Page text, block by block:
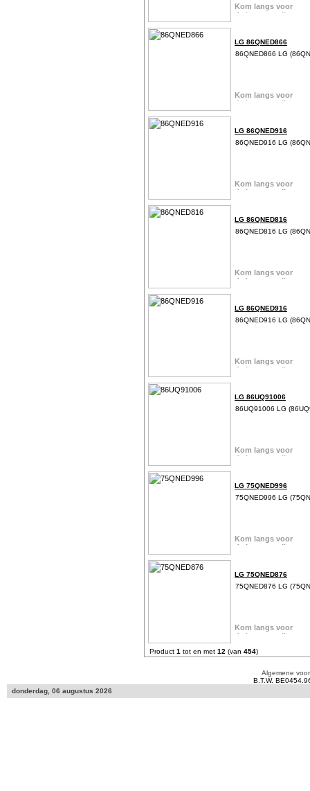
LG 86QNED866
86QNED866 LG
LG 86QNED916
86QNED916 LG
LG 86QNED816
86QNED816 LG
LG 86QNED916
86QNED916 LG
LG 86UQ91006
86UQ91006 LG
LG 75QNED996
75QNED996 LG
LG 75QNED876
75QNED876 LG
Product 1 tot en met 12 (van 454)
Algemene
B.T.W.
donderdag, 06 augustus 2026